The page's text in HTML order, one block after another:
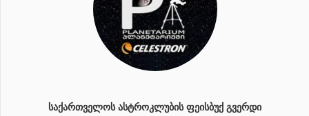
ᲡᲐᲥᲐᲠᲗᲕᲔᲚᲝᲡ ᲐᲡᲢᲠᲝᲙᲚᲣᲑᲘᲡ ᲤᲔᲘᲡᲑᲣᲥ ᲒᲕᲔᲠᲓᲘ